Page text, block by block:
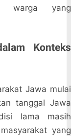
warga yang
Konteks
Jawa mulai
tanggal Jawa
lama masih
yang